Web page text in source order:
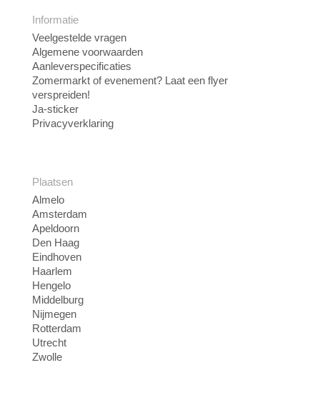
Informatie
Veelgestelde vragen
Algemene voorwaarden
Aanleverspecificaties
Zomermarkt of evenement? Laat een flyer
verspreiden!
Ja-sticker
Privacyverklaring
Plaatsen
Almelo
Amsterdam
Apeldoorn
Den Haag
Eindhoven
Haarlem
Hengelo
Middelburg
Nijmegen
Rotterdam
Utrecht
Zwolle